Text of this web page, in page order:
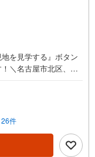
を見学する』ボタン
＼名古屋市北区、守
くいただいている不
立地環境はもちろ
現地の生の声をもと
お住まい探しの方へ/
日にお住まい探しをさ
ます。＼お仕事で忙
件